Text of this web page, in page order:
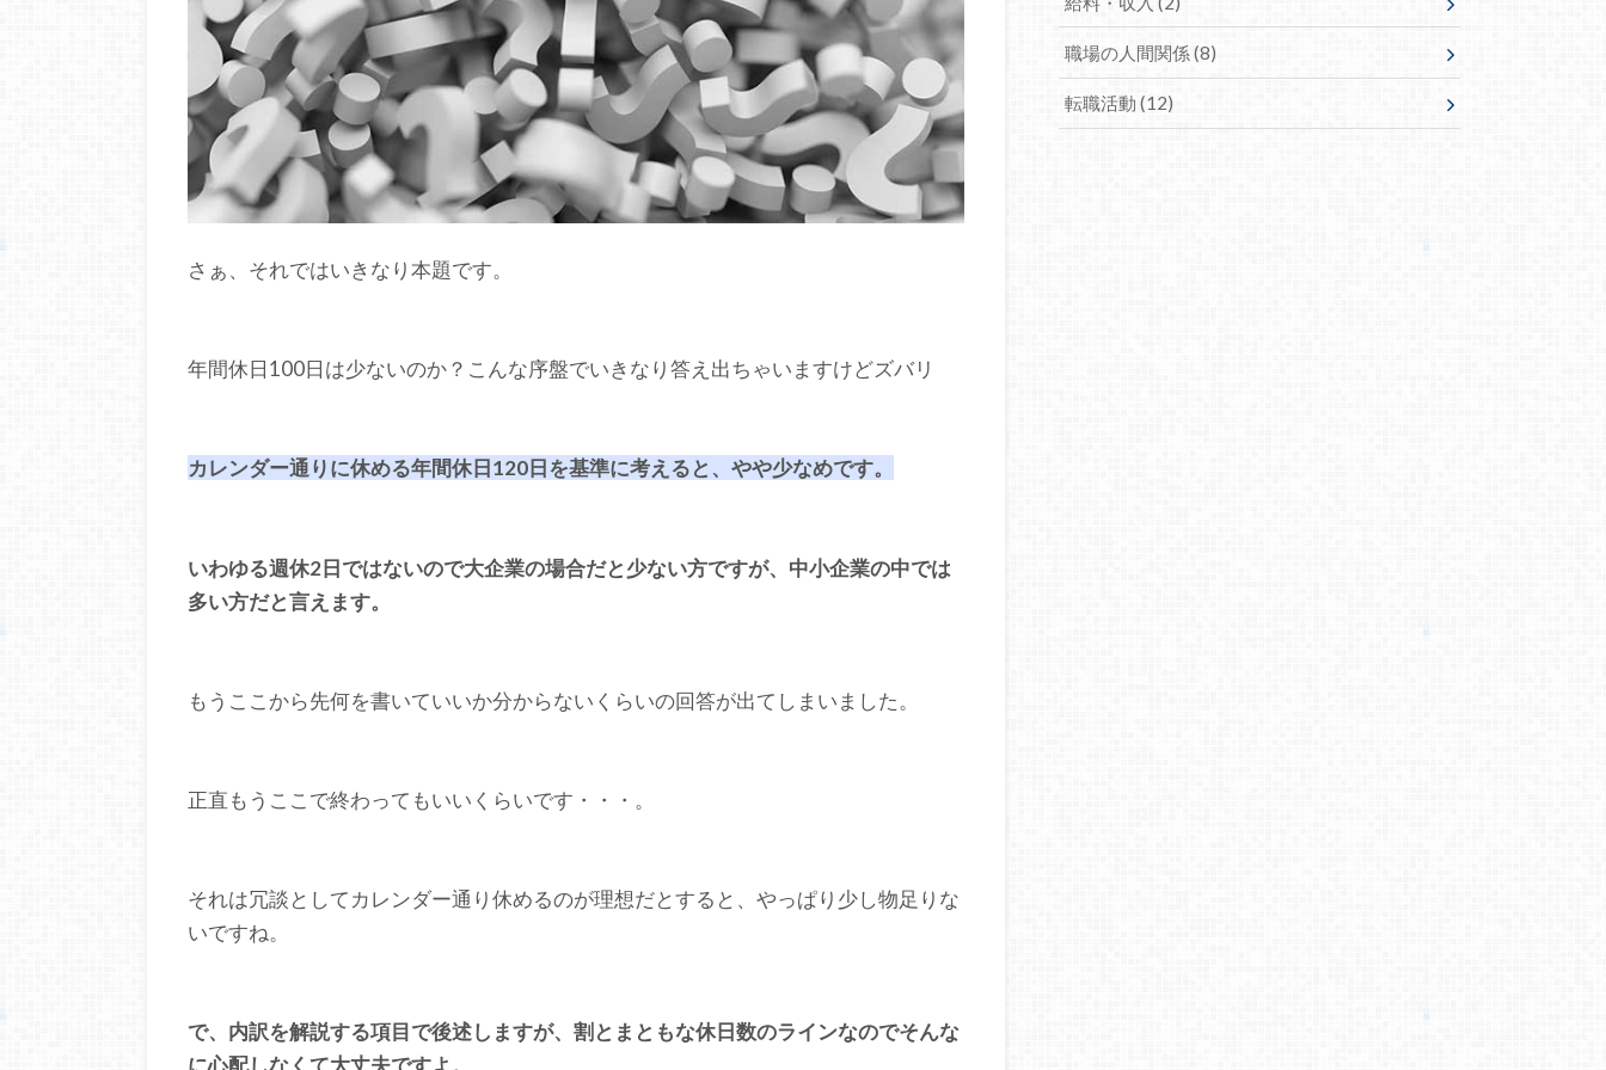
さぁ、それではいきなり本題です。
年間休日100日は少ないのか？こんな序盤でいきなり答え出ちゃいますけどズバリ
カレンダー通りに休める年間休日120日を基準に考えると、やや少なめです。
いわゆる週休2日ではないので大企業の場合だと少ない方ですが、中小企業の中では
多い方だと言えます。
もうここから先何を書いていいか分からないくらいの回答が出てしまいました。
正直もうここで終わってもいいくらいです・・・。
それは冗談としてカレンダー通り休めるのが理想だとすると、やっぱり少し物足りな
いですね。
で、内訳を解説する項目で後述しますが、割とまともな休日数のラインなのでそんな
職場の人間関係(8)
転職活動 (12)